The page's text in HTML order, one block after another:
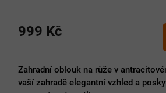
999 Kč
Zahradní oblouk na růže v
vaší zahradě elegantní vzhled a